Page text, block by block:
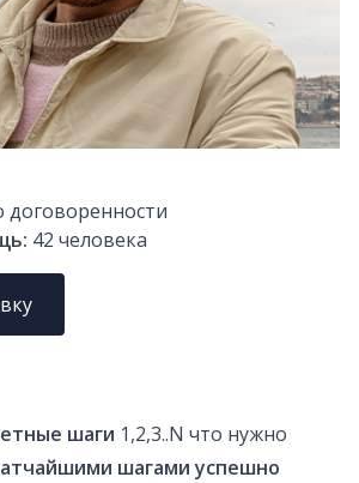
договоренности
42 человека
шаги 1,2,3..N что нужно
шагами успешно